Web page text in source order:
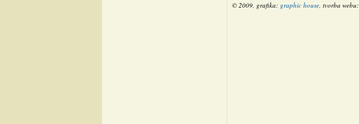
© 2009, grafika: graphic house, tvorba webu: